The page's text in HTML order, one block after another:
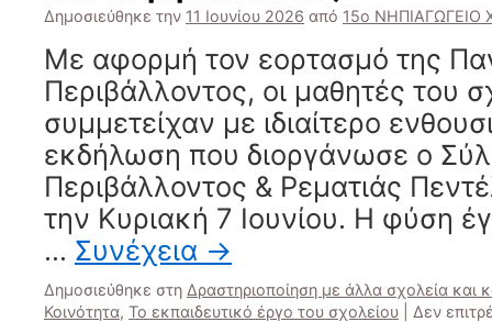
Δημοσιεύθηκε την 11 Ιουνίου 2026 από 15ο ΝΗΠΙΑΓΩΓΕΙΟ
Με αφορμή τον εορτασμό της
Περιβάλλοντος, οι μαθητές του
συμμετείχαν με ιδιαίτερο
εκδήλωση που διοργάνωσε ο
Περιβάλλοντος & Ρεματιάς
την Κυριακή 7 Ιουνίου. Η φύση
… Συνέχεια →
Δημοσιεύθηκε στη Δραστηριοποίηση με άλλα σχολεία και
Κοινότητα, Το εκπαιδευτικό έργο του σχολείου Δεν